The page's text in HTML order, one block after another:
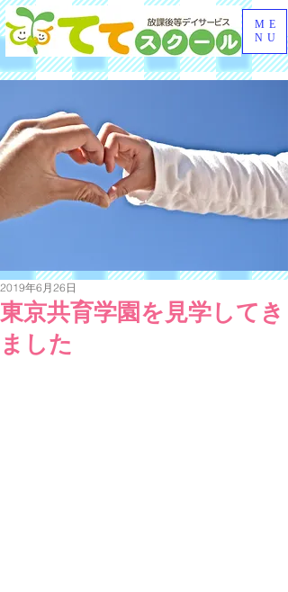
ME
NU
東京共育学園を見学してき
ました
2019年6月26日